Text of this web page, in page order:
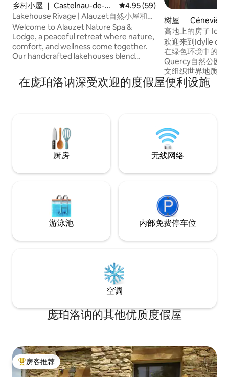
乡村小屋 ｜ Castelnau-de-M
andailles
平均评分 4.95 分（满分 5 分）
4.95 (59)
Lakehouse Rivage | Alauzet自然小屋和水
疗中心
Welcome to Alauzet Nature Spa &
Lodge, a peaceful retreat where nature,
comfort, and wellness come together.
Our handcrafted lakehouses blend
modern comforts to create a unique
escape. Relax in our wood-fired sauna,
destination for romantic getaways,
wellness retreats, and unforgettable
树屋 ｜
高地上的房子
欢迎来到Idylle du
在绿色环境中的体验屋。 在
Quercy自然公园
文组织世界地质公
空下，我们的小窝
期间逃离喧嚣，
利埃（Montpellier
小屋享受住宿体
的所有美丽。
在庞珀洛讷深受欢迎的度假屋便利设施
厨房 无线网络
游泳池 内部免费停车位
空调
庞珀洛讷的其他优质度假屋
热门「房客推荐」
房客推荐